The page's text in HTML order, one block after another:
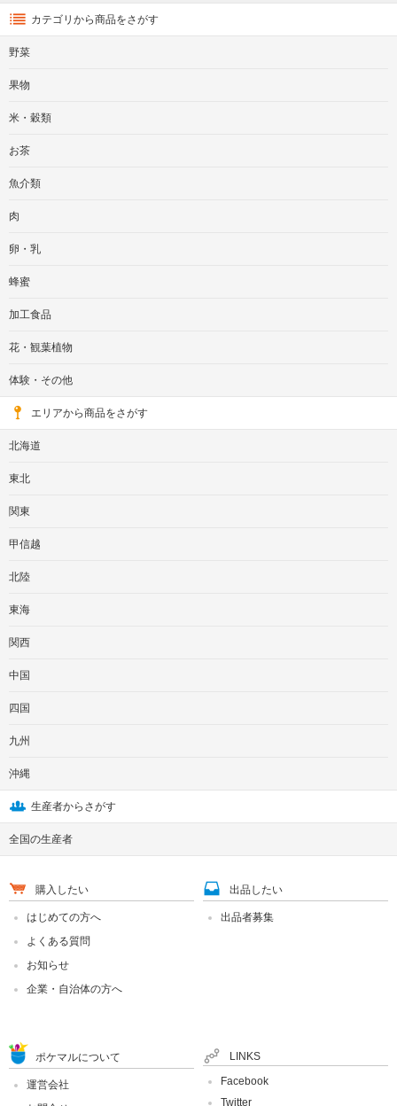
カテゴリから商品をさがす
野菜
果物
米・穀類
お茶
魚介類
肉
卵・乳
蜂蜜
加工食品
花・観葉植物
体験・その他
エリアから商品をさがす
北海道
東北
関東
甲信越
北陸
東海
関西
中国
四国
九州
沖縄
生産者からさがす
全国の生産者
購入したい
はじめての方へ
よくある質問
お知らせ
企業・自治体の方へ
出品したい
出品者募集
ポケマルについて
運営会社
LINKS
Facebook
Twitter